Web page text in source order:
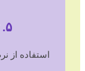
۵. تحلیل داده‌ها و یافته‌ها
استفاده از